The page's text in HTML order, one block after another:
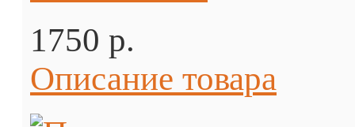
1750 p.
Описание товара